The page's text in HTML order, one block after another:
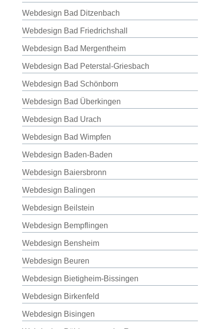
Webdesign Bad Ditzenbach
Webdesign Bad Friedrichshall
Webdesign Bad Mergentheim
Webdesign Bad Peterstal-Griesbach
Webdesign Bad Schönborn
Webdesign Bad Überkingen
Webdesign Bad Urach
Webdesign Bad Wimpfen
Webdesign Baden-Baden
Webdesign Baiersbronn
Webdesign Balingen
Webdesign Beilstein
Webdesign Bempflingen
Webdesign Bensheim
Webdesign Beuren
Webdesign Bietigheim-Bissingen
Webdesign Birkenfeld
Webdesign Bisingen